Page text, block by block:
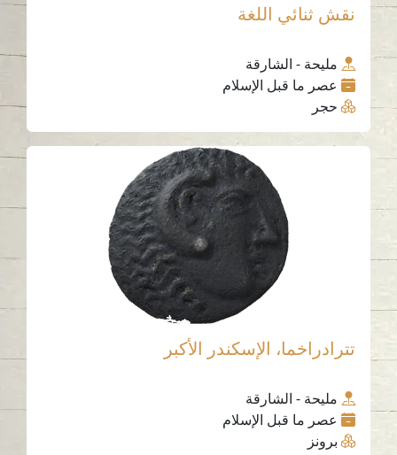
نقش ثنائي اللغة
مليحة - الشارقة
عصر ما قبل الإسلام
حجر
تترادراخما، الإسكندر الأكبر
مليحة - الشارقة
عصر ما قبل الإسلام
برونز